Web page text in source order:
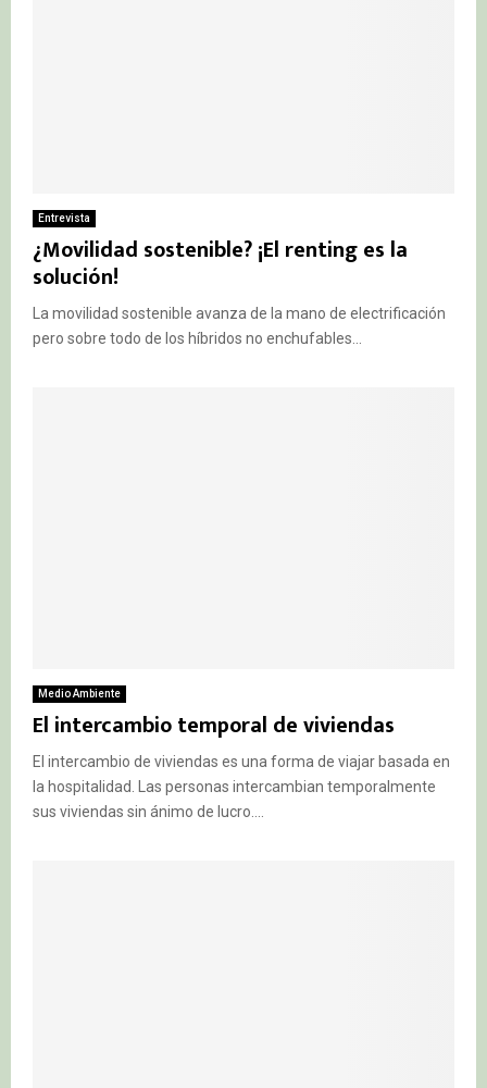
Entrevista
¿Movilidad sostenible? ¡El renting es la
solución!
La movilidad sostenible avanza de la mano de electrificación
pero sobre todo de los híbridos no enchufables...
Medio Ambiente
El intercambio temporal de viviendas
El intercambio de viviendas es una forma de viajar basada en
la hospitalidad. Las personas intercambian temporalmente
sus viviendas sin ánimo de lucro....